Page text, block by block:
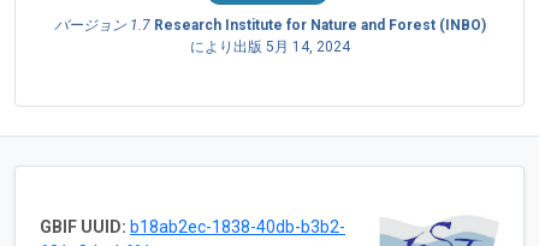
バージョン 1.7 Research Institute for Nature and Forest (INBO)
により出版 5月 14, 2024
GBIF UUID: b18ab2ec-1838-40db-b3b2-